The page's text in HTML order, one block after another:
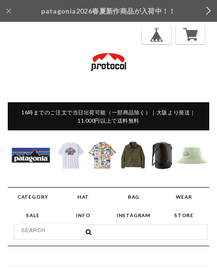
patagonia2026春夏新作商品が入荷中！！
16時までのご注文で当日出荷可能（一部商品除く）｜大阪より発送｜
11,000円以上で送料無料
CATEGORY HAT BAG WEAR
SALE INFO INSTAGRAM STORE